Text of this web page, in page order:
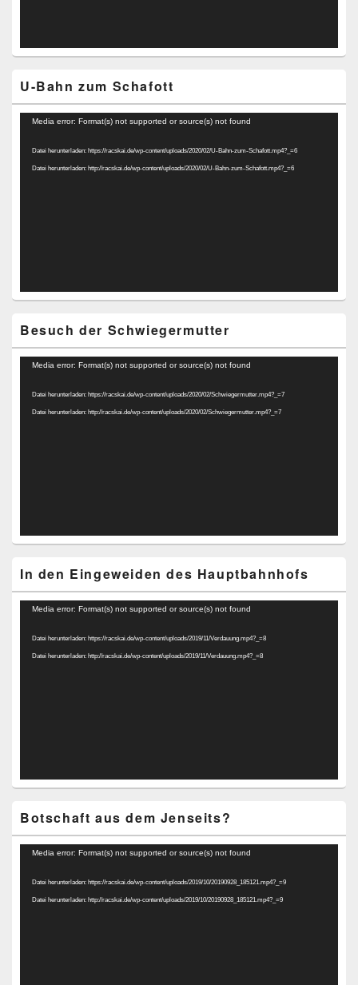
U-Bahn zum Schafott
Video-
Media error: Format(s) not supported or source(s) not found
Datei herunterladen: https://racskai.de/wp-content/uploads/2020/02/U-Bahn-zum-Schafott.mp4?_=6
Datei herunterladen: http://racskai.de/wp-content/uploads/2020/02/U-Bahn-zum-Schafott.mp4?_=6
Besuch der Schwiegermutter
Video-
Media error: Format(s) not supported or source(s) not found
Datei herunterladen: https://racskai.de/wp-content/uploads/2020/02/Schwiegermutter.mp4?_=7
Datei herunterladen: http://racskai.de/wp-content/uploads/2020/02/Schwiegermutter.mp4?_=7
In den Eingeweiden des Hauptbahnhofs
Video-
Media error: Format(s) not supported or source(s) not found
Datei herunterladen: https://racskai.de/wp-content/uploads/2019/11/Verdauung.mp4?_=8
Datei herunterladen: http://racskai.de/wp-content/uploads/2019/11/Verdauung.mp4?_=8
Botschaft aus dem Jenseits?
Video-
Media error: Format(s) not supported or source(s) not found
Datei herunterladen: https://racskai.de/wp-content/uploads/2019/10/20190928_185121.mp4?_=9
Datei herunterladen: http://racskai.de/wp-content/uploads/2019/10/20190928_185121.mp4?_=9